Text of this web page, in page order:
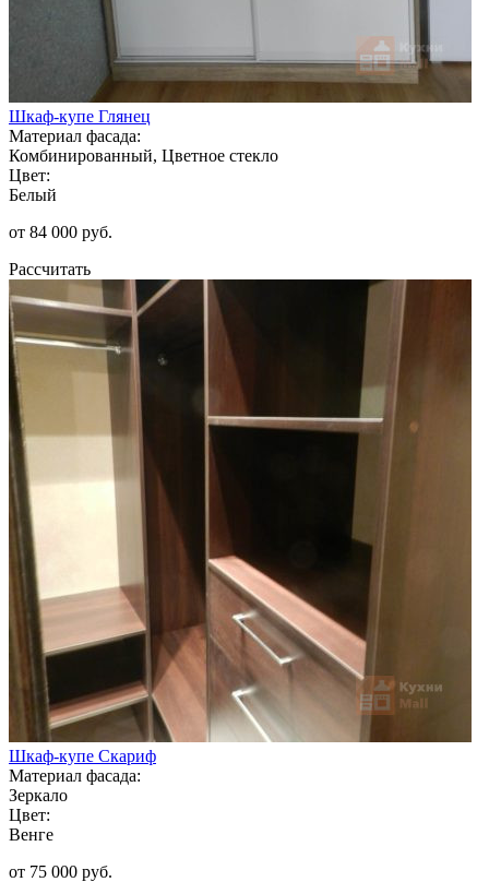
Шкаф-купе Глянец
Материал фасада:
Комбинированный, Цветное стекло
Цвет:
Белый
от 84 000 руб.
Рассчитать
Шкаф-купе Скариф
Материал фасада:
Зеркало
Цвет:
Венге
от 75 000 руб.